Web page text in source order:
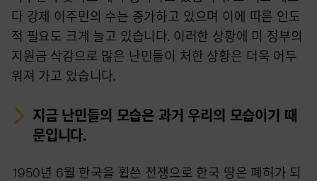
다 강제 이주민의 수는 증가하고 있으며 이에 따른 인도
적 필요도 크게 늘고 있습니다. 이러한 상황에 미 정부의
지원금 삭감으로 많은 난민들이 처한 상황은 더욱 어두
워져 가고 있습니다.
지금 난민들의 모습은 과거 우리의 모습이기 때
문입니다.
1950년 6월 한국을 휩쓴 전쟁으로 한국 땅은 폐허가 되